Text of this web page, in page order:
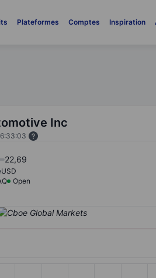
Plateformes Comptes Inspiration
Inc
22,69
USD
Open